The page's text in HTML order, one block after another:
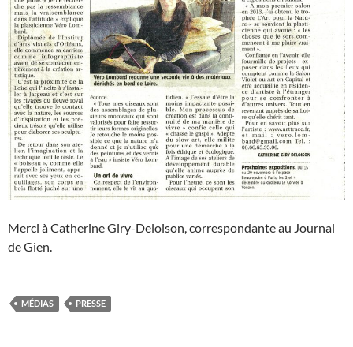
Merci à Catherine Giry-Deloison, correspondante au Journal
de Gien.
MÉDIAS PRESSE